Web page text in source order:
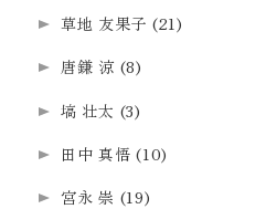
草地 友果子 (21)
唐鎌 涼 (8)
塙 壮太 (3)
田中 真悟 (10)
宮永 崇 (19)